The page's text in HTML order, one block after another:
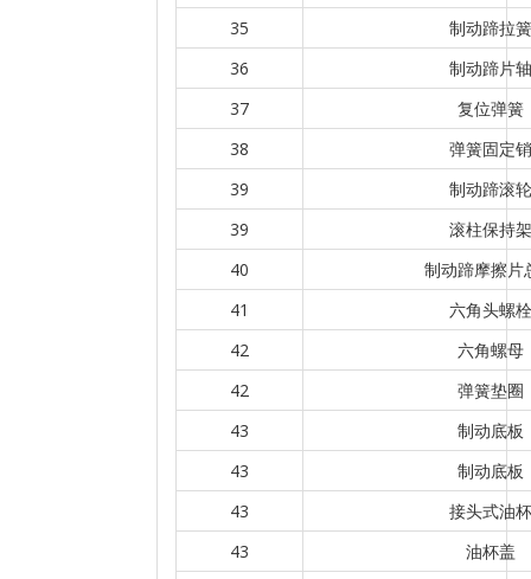
35
制动蹄拉簧
36
制动蹄片轴
37
复位弹簧
38
弹簧固定销
39
制动蹄滚轮
39
滚柱保持架
40
制动蹄摩擦片
41
六角头螺栓
42
六角螺母
42
弹簧垫圈
43
制动底板
43
制动底板
43
接头式油杯
43
油杯盖